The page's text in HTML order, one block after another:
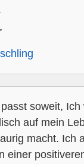
soweit,
auf mein
macht. Ich
einer